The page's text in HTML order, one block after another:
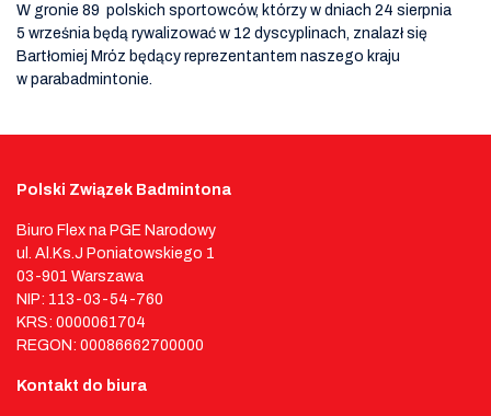
W gronie 89 polskich sportowców, którzy w dniach 24 sierpnia
5 września będą rywalizować w 12 dyscyplinach, znalazł się
Bartłomiej Mróz będący reprezentantem naszego kraju
w parabadmintonie.
Polski Związek Badmintona
Biuro Flex na PGE Narodowy
ul. Al.Ks.J Poniatowskiego 1
03-901 Warszawa
NIP: 113-03-54-760
KRS: 0000061704
REGON: 00086662700000
Kontakt do biura